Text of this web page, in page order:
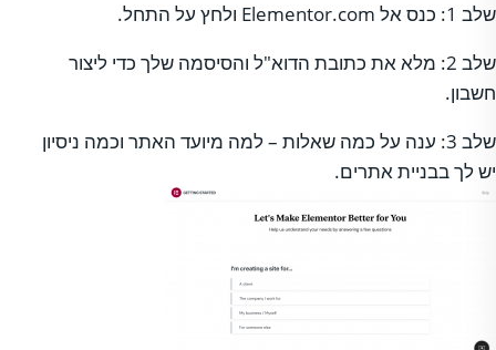
שלב 1: כנס אל Elementor.com ולחץ על התחל.
שלב 2: מלא את כתובת הדוא"ל והסיסמה שלך כדי ליצור
חשבון.
שלב 3: ענה על כמה שאלות – למה מיועד האתר וכמה ניסיון
יש לך בבניית אתרים.